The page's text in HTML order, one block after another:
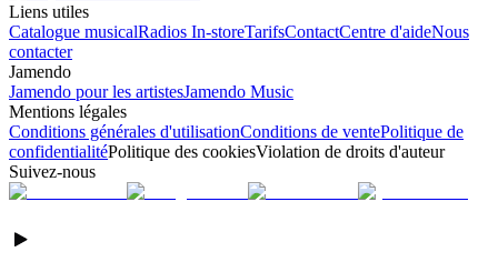
Liens utiles
Catalogue musicalRadios In-storeTarifsContactCentre d'aideNous
contacter
Jamendo
Jamendo pour les artistesJamendo Music
Mentions légales
Conditions générales d'utilisationConditions de ventePolitique de
confidentialitéPolitique des cookiesViolation de droits d'auteur
Suivez-nous